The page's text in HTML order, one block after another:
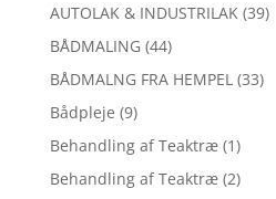
AUTOLAK & INDUSTRILAK (39)
BÅDMALING (44)
BÅDMALNG FRA HEMPEL (33)
Bådpleje (9)
Behandling af Teaktræ (1)
Behandling af Teaktræ (2)